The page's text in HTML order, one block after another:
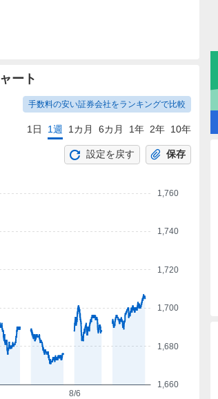
ート
手数料の安い証券会社をランキングで比較
1日 1週 1カ月 6カ月 1年 2年 10年
設定を戻す 保存
1,660
1,680
1,700
1,720
1,740
1,760
8/6